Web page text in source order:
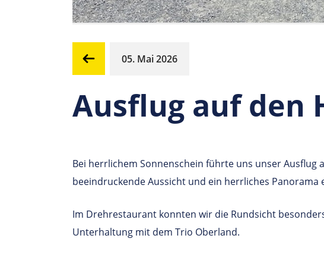
05. Mai 2026
Ausflug auf den
Bei herrlichem Sonnenschein führte uns unser Ausflug
beeindruckende Aussicht und ein herrliches Panorama
Im Drehrestaurant konnten wir die Rundsicht
Unterhaltung mit dem Trio Oberland.